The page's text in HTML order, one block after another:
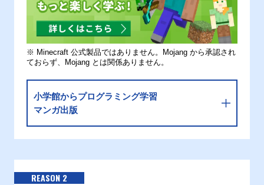
※ Minecraft 公式製品ではありません。Mojang から承認され
ておらず、Mojang とは関係ありません。
小学館からプログラミング学習
マンガ出版
REASON 2